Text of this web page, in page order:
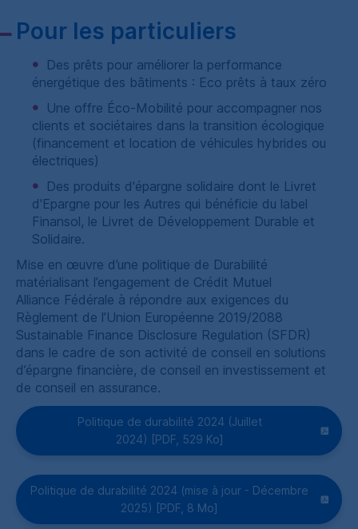
Pour les particuliers
Des prêts pour améliorer la performance
énergétique des bâtiments : Eco prêts à taux zéro
Une offre Éco-Mobilité pour accompagner nos
clients et sociétaires dans la transition écologique
(financement et location de véhicules hybrides ou
électriques)
Des produits d'épargne solidaire dont le Livret
d'Epargne pour les Autres qui bénéficie du label
Finansol, le Livret de Développement Durable et
Solidaire.
Mise en œuvre d’une politique de Durabilité
matérialisant l’engagement de Crédit Mutuel
Alliance Fédérale à répondre aux exigences du
Règlement de l’Union Européenne 2019/2088
Sustainable Finance Disclosure Regulation (SFDR)
dans le cadre de son activité de conseil en solutions
d’épargne financière, de conseil en investissement et
de conseil en assurance.
Politique de durabilité 2024 (Juillet
2024) [PDF, 529 Ko]
Politique de durabilité 2024 (mise à jour - Décembre
2025) [PDF , 8 Mo]